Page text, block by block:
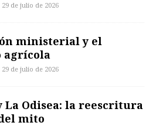
de julio de 2026
ministerial y el
agrícola
de julio de 2026
La Odisea: la reescritura
mito